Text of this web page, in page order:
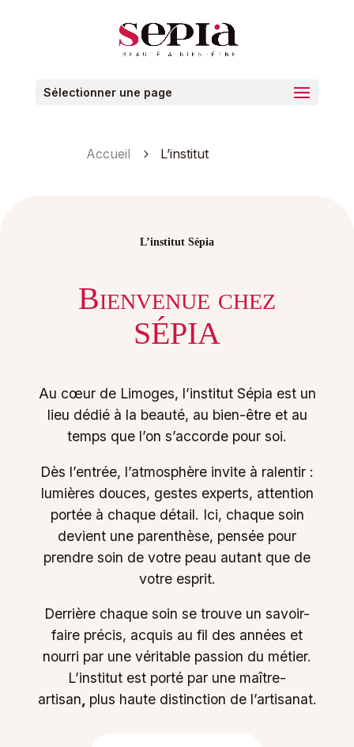
Sélectionner une page
Accueil 5 L’institut
L’institut Sépia
Bienvenue chez
SÉPIA
Au cœur de Limoges, l’institut Sépia est un
lieu dédié à la beauté, au bien-être et au
temps que l’on s’accorde pour soi.
Dès l’entrée, l’atmosphère invite à ralentir :
lumières douces, gestes experts, attention
portée à chaque détail. Ici, chaque soin
devient une parenthèse, pensée pour
prendre soin de votre peau autant que de
votre esprit.
Derrière chaque soin se trouve un savoir-
faire précis, acquis au fil des années et
nourri par une véritable passion du métier.
L’institut est porté par une maître-
artisan plus haute distinction de l’artisanat.